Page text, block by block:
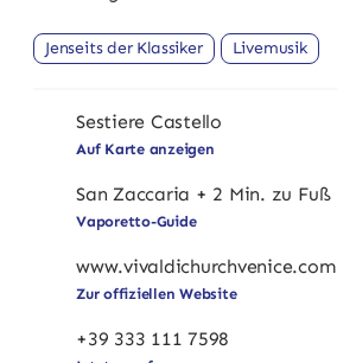
Jenseits der Klassiker Livemusik
Sestiere Castello
Auf Karte anzeigen
San Zaccaria + 2 Min. zu Fuß
Vaporetto-Guide
www.vivaldichurchvenice.com
Zur offiziellen Website
+39 333 111 7598